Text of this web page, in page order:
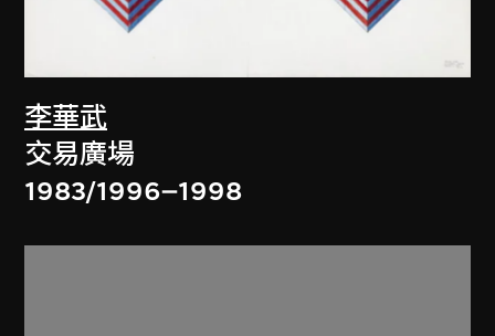
李華武
交易廣場
1983/1996–1998